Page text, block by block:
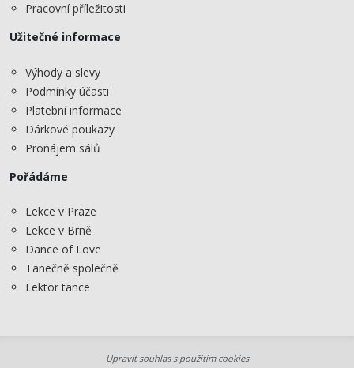
Pracovní příležitosti
Užitečné informace
Výhody a slevy
Podmínky účasti
Platební informace
Dárkové poukazy
Pronájem sálů
Pořádáme
Lekce v Praze
Lekce v Brně
Dance of Love
Tanečně společně
Lektor tance
Upravit souhlas s použitím cookies